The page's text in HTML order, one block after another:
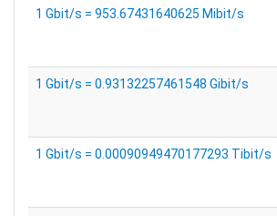
1 Gbit/s = 953.67431640625 Mibit/s
1 Gbit/s = 0.93132257461548 Gibit/s
1 Gbit/s = 0.00090949470177293 Tibit/s